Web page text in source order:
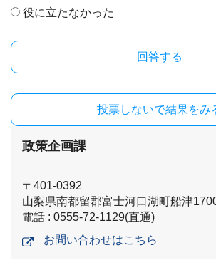
役に立たなかった
投票しないで結果をみ
政策企画課
〒401-0392
山梨県南都留郡富士河口湖町船津
電話 : 0555-72-1129(直通)
お問い合わせはこちら